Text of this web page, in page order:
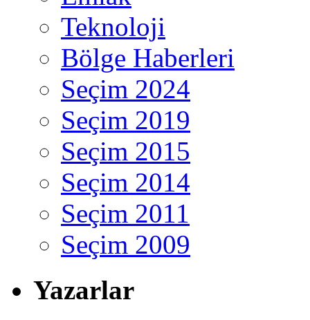
Teknoloji
Bölge Haberleri
Seçim 2024
Seçim 2019
Seçim 2015
Seçim 2014
Seçim 2011
Seçim 2009
Yazarlar